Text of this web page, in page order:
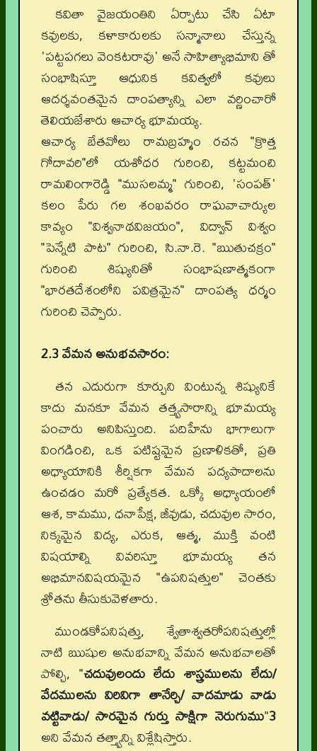
కవితా వైజయంతిని ఏర్పాటు చేసి ఏటా
కవులకు, కళాకారులకు సన్మానాలు చేస్తున్న
'పట్టపగలు వెంకటరావు' అనే సాహిత్యాభిమాని తో
సంభాషిస్తూ ఆధునిక కవిత్వలో కవులు
ఆదర్శవంతమైన దాంపత్యాన్ని ఎలా వర్ణించారో
తెలియజేశారు ఆచార్య భూమయ్య.
ఆచార్య బేతవోలు రామబ్రహ్మం రచన "క్రొత్త
గోదావరి"లో యశోధర గురించి, కట్టమంచి
రామలింగారెడ్డి "ముసలమ్మ" గురించి, 'సంపత్'
కలం పేరు గల శంఖవరం రాఘవాచార్యుల
కావ్యం "విశ్వనాథవిజయం", విద్వాన్ విశ్వం
"పెన్నేటి పాట" గురించి, సి.నా.రె. "ఋతుచక్రం"
గురించి శిష్యునితో సంభాషణాత్మకంగా
"భారతదేశంలోని పవిత్రమైన" దాంపత్య ధర్మం
గురించి చెప్పారు.
2.3 వేమన అనుభవసారం:
తన ఎదురుగా కూర్చుని వింటున్న శిష్యునికే
కాదు మనకూ వేమన తత్త్వసారాన్ని భూమయ్య
పంచారు అనిపిస్తుంది. పదిహేను భాగాలుగా
వింగడించి, ఒక పటిష్టమైన ప్రణాళికతో, ప్రతి
అధ్యాయానికి శీర్షికగా వేమన పద్యపాదాలను
ఉంచడం మరో ప్రత్యేకత. ఒక్కో అధ్యాయంలో
ఆశ, కామము, ధనాపేక్ష, జీవుడు, చదువుల సారం,
నిక్కమైన విద్య, ఎరుక, ఆత్మ, ముక్తి వంటి
విషయాల్ని వివరిస్తూ భూమయ్య తన
అభిమానవిషయమైన "ఉపనిషత్తుల" చెంతకు
శ్రోతను తీసుకువెళతారు.
ముండకోపనిషత్తు, శ్వేతాశ్వతరోపనిషత్తుల్లో
నాటి ఋషుల అనుభవాన్ని వేమన అనుభవాలతో
పోల్చి, "చదువులందు లేదు శాస్త్రములను లేదు/
వేదములను విరివిగా తానేర్చి/ వాదమాడు వాడు
వట్టివాడు/ సారమైన గుర్తు సాక్షిగా నెరుగుము"3
అని వేమన తత్త్వాన్ని విశ్లేషిస్తారు.